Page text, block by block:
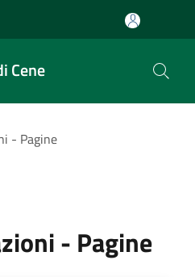
Cene
- Pagine
- Pagine